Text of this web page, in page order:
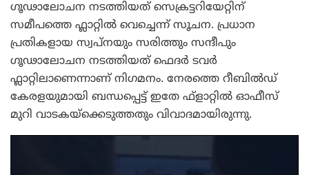
ഗൂഢാലോചന നടത്തിയത് സെക്രട്ടറിയേറ്റിന്
സമീപത്തെ ഫ്ലാറ്റിൽ വെച്ചെന്ന് സൂചന. പ്രധാന
പ്രതികളായ സ്വപ്നയും സരിത്തും സന്ദീപും
ഗൂഢാലോചന നടത്തിയത് ഫെദർ ടവർ
ഫ്ലാറ്റിലാണെന്നാണ് നിഗമനം. നേരത്തെ റീബിൽഡ്
കേരളയുമായി ബന്ധപ്പെട്ട് ഇതേ ഫ്ളാറ്റിൽ ഓഫീസ്
മുറി വാടകയ്ക്കെടുത്തതും വിവാദമായിരുന്നു.